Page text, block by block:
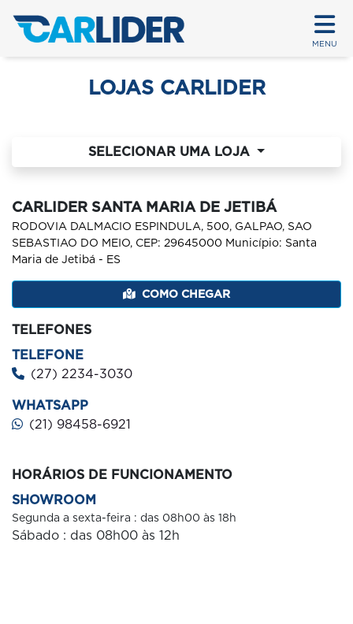
MENU
LOJAS CARLIDER
SELECIONAR UMA LOJA
CARLIDER SANTA MARIA DE JETIBÁ
RODOVIA DALMACIO ESPINDULA, 500, GALPAO, SAO
SEBASTIAO DO MEIO, CEP: 29645000 Município: Santa
Maria de Jetibá - ES
COMO CHEGAR
TELEFONES
TELEFONE
(27) 2234-3030
WHATSAPP
(21) 98458-6921
HORÁRIOS DE FUNCIONAMENTO
SHOWROOM
Segunda a sexta-feira : das 08h00 às 18h
Sábado : das 08h00 às 12h